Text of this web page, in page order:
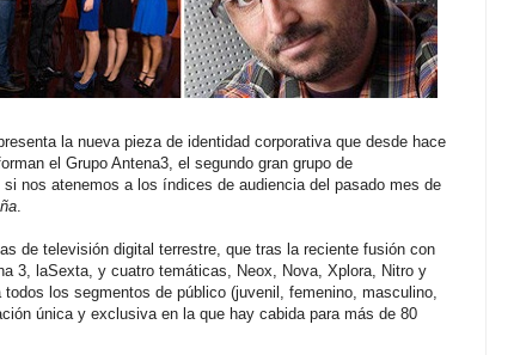
la nueva pieza de identidad corporativa que desde hace
el Grupo Antena3, el segundo gran grupo de
nos atenemos a los índices de audiencia del pasado mes de
.
de televisión digital terrestre, que tras la reciente fusión con
3, laSexta, y cuatro temáticas, Neox, Nova, Xplora, Nitro y
los segmentos de público (juvenil, femenino, masculino,
única y exclusiva en la que hay cabida para más de 80